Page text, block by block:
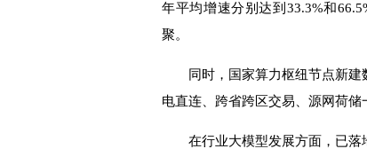
年平均增速分别达到33.3%和
聚。
同时，国家算力枢纽节点新建
电直连、跨省跨区交易、源网荷储
在行业大模型发展方面，已落